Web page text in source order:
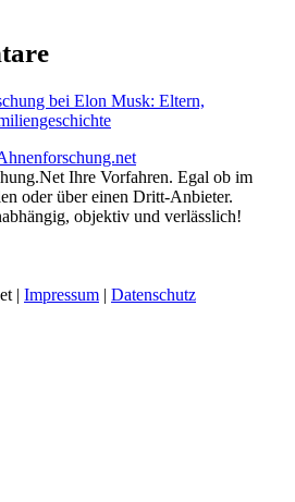
bei Elon Musk: Eltern,
Ihre Vorfahren. Egal ob im
oder über einen Dritt-Anbieter.
objektiv und verlässlich!
| Impressum | Datenschutz